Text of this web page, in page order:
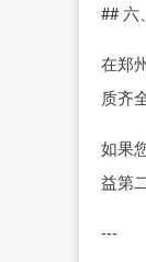
## 六
在郑
质齐
如果
益第
---